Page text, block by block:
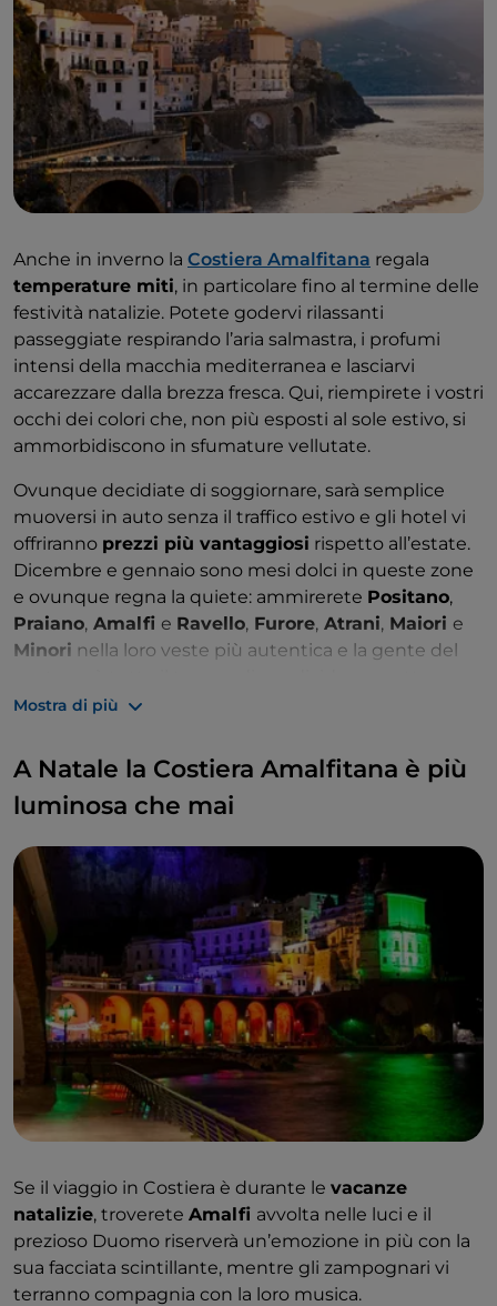
Anche in inverno la Costiera Amalfitana regala
temperature miti, in particolare fino al termine delle
festività natalizie. Potete godervi rilassanti
passeggiate respirando l’aria salmastra, i profumi
intensi della macchia mediterranea e lasciarvi
accarezzare dalla brezza fresca. Qui, riempirete i vostri
occhi dei colori che, non più esposti al sole estivo, si
ammorbidiscono in sfumature vellutate.
Ovunque decidiate di soggiornare, sarà semplice
muoversi in auto senza il traffico estivo e gli hotel vi
offriranno prezzi più vantaggiosi rispetto all’estate.
Dicembre e gennaio sono mesi dolci in queste zone
e ovunque regna la quiete: ammirerete Positano,
Praiano, Amalfi e Ravello, Furore, Atrani, Maiori e
Minori nella loro veste più autentica e la gente del
chiacchiere pigre, sorseggiando un ottimo caffè.
Mostra di più
A Natale la Costiera Amalfitana è più
luminosa che mai
Se il viaggio in Costiera è durante le vacanze
natalizie, troverete Amalfi avvolta nelle luci e il
prezioso Duomo riserverà un’emozione in più con la
sua facciata scintillante, mentre gli zampognari vi
terranno compagnia con la loro musica.